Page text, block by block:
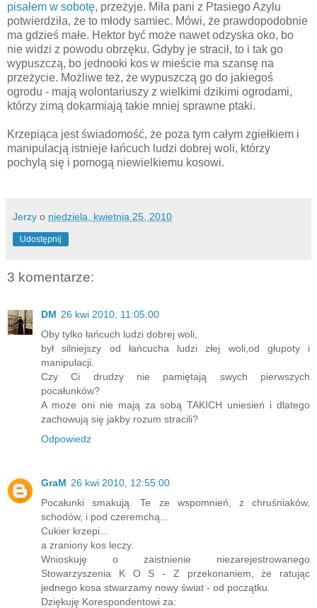
pisałem w sobotę, przeżyje. Miła pani z Ptasiego Azylu
potwierdziła, że to młody samiec. Mówi, że prawdopodobnie
ma gdzieś małe. Hektor być może nawet odzyska oko, bo
nie widzi z powodu obrzęku. Gdyby je stracił, to i tak go
wypuszczą, bo jednooki kos w mieście ma szansę na
przeżycie. Możliwe też, że wypuszczą go do jakiegoś
ogrodu - mają wolontariuszy z wielkimi dzikimi ogrodami,
którzy zimą dokarmiają takie mniej sprawne ptaki.
Krzepiąca jest świadomość, że poza tym całym zgiełkiem i
manipulacją istnieje łańcuch ludzi dobrej woli, którzy
pochylą się i pomogą niewielkiemu kosowi.
Jerzy o niedziela, kwietnia 25, 2010
Udostępnij
3 komentarze:
DM 26 kwi 2010, 11:05:00
Oby tylko łańcuch ludzi dobrej woli,
był silniejszy od łańcucha ludzi złej woli,od głupoty i
manipulacji.
Czy Ci drudzy nie pamiętają swych pierwszych
pocałunków?
A moze oni nie mają za sobą TAKICH uniesień i dlatego
zachowują się jakby rozum stracili?
Odpowiedz
GraM 26 kwi 2010, 12:55:00
Pocałunki smakują. Te ze wspomnień, z chruśniaków,
schodów, i pod czeremchą...
Cukier krzepi...
a zraniony kos leczy.
Wnioskuję o zaistnienie niezarejestrowanego
Stowarzyszenia K O S - Z przekonaniem, że ratując
jednego kosa stwarzamy nowy świat - od początku.
Dziękuję Korespondentowi za: